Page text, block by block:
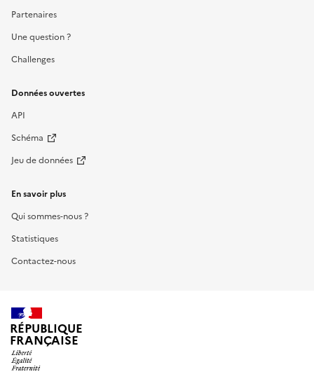
Partenaires
Une question ?
Challenges
Données ouvertes
API
Schéma
Jeu de données
En savoir plus
Qui sommes-nous ?
Statistiques
Contactez-nous
RÉPUBLIQUE
FRANÇAISE